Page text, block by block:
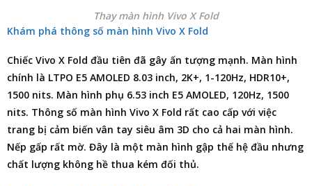
Thay màn hình Vivo X Fold
Khám phá thông số màn hình Vivo X Fold
Chiếc Vivo X Fold đầu tiên đã gây ấn tượng mạnh. Màn hình
chính là LTPO E5 AMOLED 8.03 inch, 2K+, 1-120Hz, HDR10+,
1500 nits. Màn hình phụ 6.53 inch E5 AMOLED, 120Hz, 1500
nits. Thông số màn hình Vivo X Fold rất cao cấp với việc
trang bị cảm biến vân tay siêu âm 3D cho cả hai màn hình.
Nếp gấp rất mờ. Đây là một màn hình gập thế hệ đầu nhưng
chất lượng không hề thua kém đối thủ.